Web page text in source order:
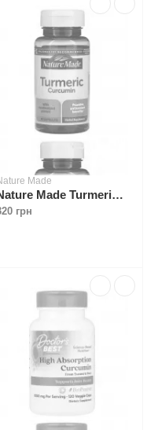
Made
Nature Made Turmeric Curcumin 60 caps
грн